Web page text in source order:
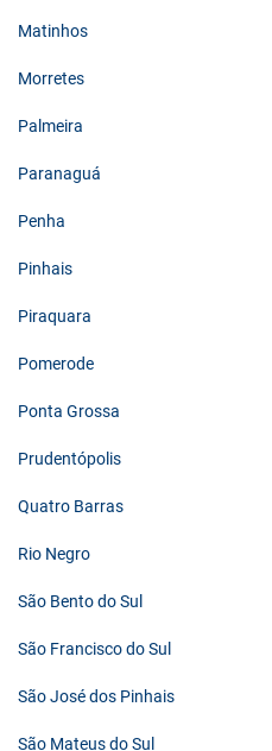
Matinhos
Morretes
Palmeira
Paranaguá
Penha
Pinhais
Piraquara
Pomerode
Ponta Grossa
Prudentópolis
Quatro Barras
Rio Negro
São Bento do Sul
São Francisco do Sul
São José dos Pinhais
São Mateus do Sul